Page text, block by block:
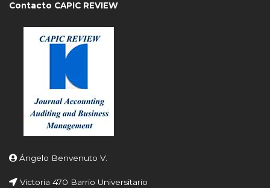
Contacto CAPIC REVIEW
Ángelo Benvenuto V.
Victoria 470 Barrio Universitario